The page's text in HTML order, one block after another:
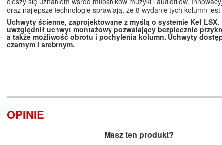
oraz najlepsze technologie sprawiają, że 8 wydanie tych kolumn
Uchwyty ścienne, zaprojektowane z myślą o systemie Kef LSX.
uwzględnił uchwyt montażowy pozwalający bezpiecznie
a także możliwość obrotu i pochylenia kolumn. Uchwyty
czarnym i srebrnym.
OPINIE
Masz ten produkt?